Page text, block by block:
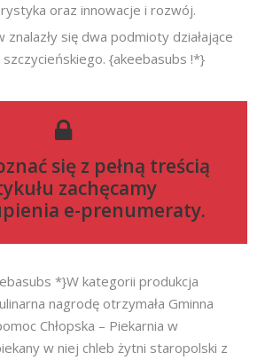
oraz innowacje i rozwój.
się dwa podmioty działające
{akeebasubs !*}
się z pełną treścią
zachęcamy
e-prenumeraty.
*}W kategorii produkcja
nagrodę otrzymała Gminna
Chłopska – Piekarnia w
w niej chleb żytni staropolski z